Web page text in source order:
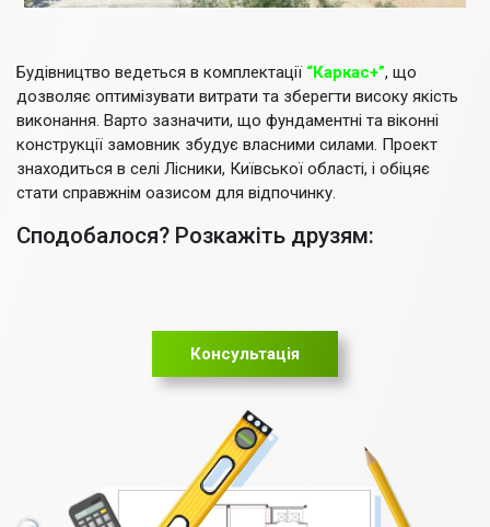
Будівництво ведеться в комплектації “Каркас+”, що
дозволяє оптимізувати витрати та зберегти високу якість
виконання. Варто зазначити, що фундаментні та віконні
конструкції замовник збудує власними силами. Проект
знаходиться в селі Лісники, Київської області, і обіцяє
стати справжнім оазисом для відпочинку.
Сподобалося? Розкажіть друзям:
Консультація